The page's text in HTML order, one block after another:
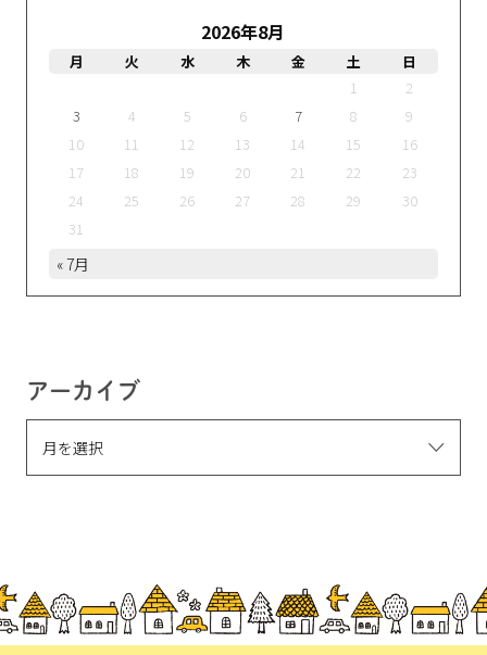
2026年8月
月 火 水 木 金 土
日
1
2
3
4 5 6 7 8
9
10
11 12 13 14 15
16
17
18 19 20 21 22
23
24
25 26 27 28 29
30
31
« 7月
アーカイブ